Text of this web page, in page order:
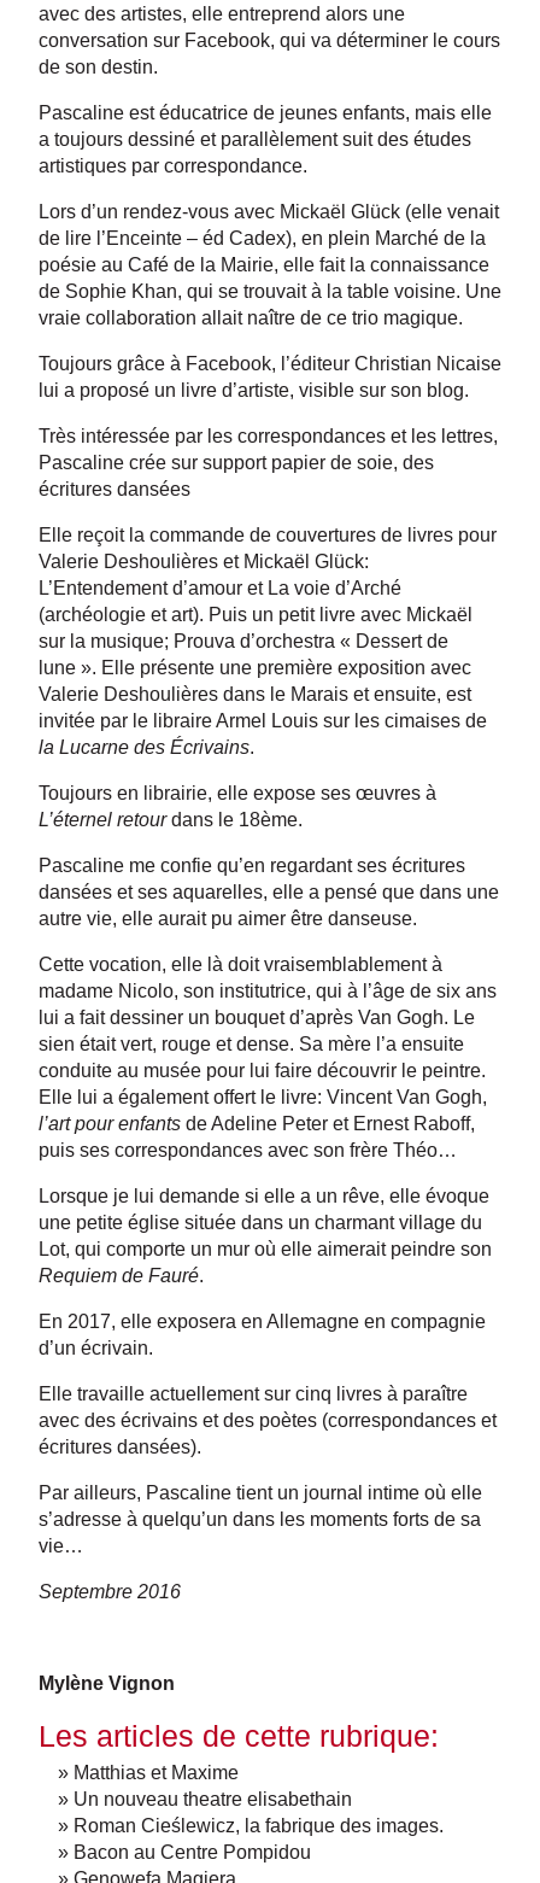
avec des artistes, elle entreprend alors une
conversation sur Facebook, qui va déterminer le cours
de son destin.
Pascaline est éducatrice de jeunes enfants, mais elle
a toujours dessiné et parallèlement suit des études
artistiques par correspondance.
Lors d’un rendez-vous avec Mickaël Glück (elle venait
de lire l’Enceinte – éd Cadex), en plein Marché de la
poésie au Café de la Mairie, elle fait la connaissance
de Sophie Khan, qui se trouvait à la table voisine. Une
vraie collaboration allait naître de ce trio magique.
Toujours grâce à Facebook, l’éditeur Christian Nicaise
lui a proposé un livre d’artiste, visible sur son blog.
Très intéressée par les correspondances et les lettres,
Pascaline crée sur support papier de soie, des
écritures dansées
Elle reçoit la commande de couvertures de livres pour
Valerie Deshoulières et Mickaël Glück:
L’Entendement d’amour et La voie d’Arché
(archéologie et art). Puis un petit livre avec Mickaël
sur la musique; Prouva d’orchestra « Dessert de
lune ». Elle présente une première exposition avec
Valerie Deshoulières dans le Marais et ensuite, est
invitée par le libraire Armel Louis sur les cimaises de
la Lucarne des Écrivains.
Toujours en librairie, elle expose ses œuvres à
L’éternel retourdans le 18ème.
Pascaline me confie qu’en regardant ses écritures
dansées et ses aquarelles, elle a pensé que dans une
autre vie, elle aurait pu aimer être danseuse.
Cette vocation, elle là doit vraisemblablement à
madame Nicolo, son institutrice, qui à l’âge de six ans
lui a fait dessiner un bouquet d’après Van Gogh. Le
sien était vert, rouge et dense. Sa mère l’a ensuite
conduite au musée pour lui faire découvrir le peintre.
Elle lui a également offert le livre: Vincent Van Gogh,
l’art pour enfants de Adeline Peter et Ernest Raboff,
puis ses correspondances avec son frère Théo…
Lorsque je lui demande si elle a un rêve, elle évoque
une petite église située dans un charmant village du
Lot, qui comporte un mur où elle aimerait peindre son
Requiem de Fauré.
En 2017, elle exposera en Allemagne en compagnie
d’un écrivain.
Elle travaille actuellement sur cinq livres à paraître
avec des écrivains et des poètes (correspondances et
écritures dansées).
Par ailleurs, Pascaline tient un journal intime où elle
s’adresse à quelqu’un dans les moments forts de sa
vie…
Septembre 2016
Mylène Vignon
Les articles de cette rubrique:
» Matthias et Maxime
» Un nouveau theatre elisabethain
» Roman Cieślewicz, la fabrique des images.
» Bacon au Centre Pompidou